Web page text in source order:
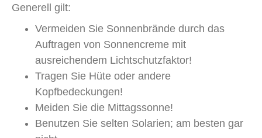
Generell gilt:
Vermeiden Sie Sonnenbrände durch das
Auftragen von Sonnencreme mit
ausreichendem Lichtschutzfaktor!
Tragen Sie Hüte oder andere
Kopfbedeckungen!
Meiden Sie die Mittagssonne!
Benutzen Sie selten Solarien; am besten gar